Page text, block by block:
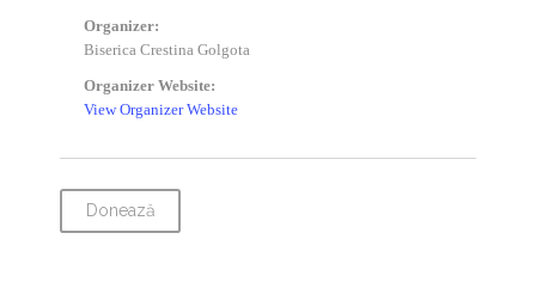
Organizer:
Biserica Crestina Golgota
Organizer Website:
View Organizer Website
Donează